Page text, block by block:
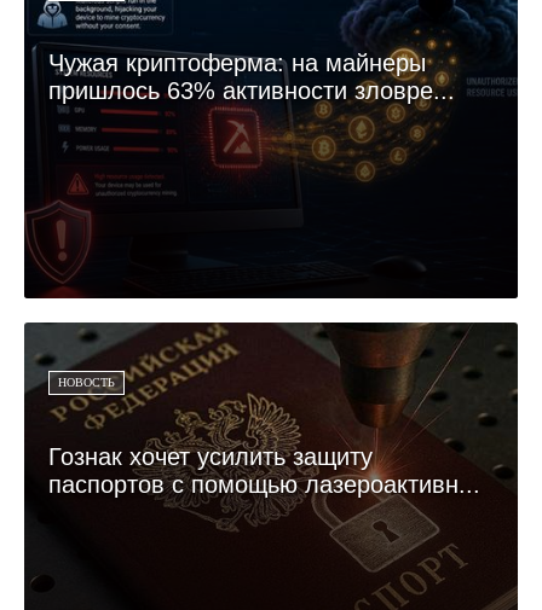
Чужая криптоферма: на майнеры
пришлось 63% активности зловре...
НОВОСТЬ
Гознак хочет усилить защиту
паспортов с помощью лазероактивн...